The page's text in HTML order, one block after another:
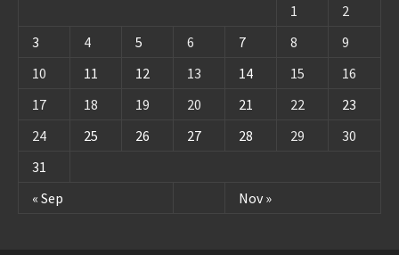
« Sep Nov »
1
2
3
4 5 6 7 8
9
10
11 12 13 14 15
16
17
18 19 20 21 22
23
24
25 26 27 28 29
30
31